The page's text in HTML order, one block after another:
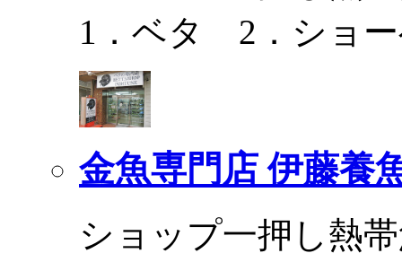
1．ベタ 2．ショ
金魚専門店 伊藤養
ショップ一押し熱